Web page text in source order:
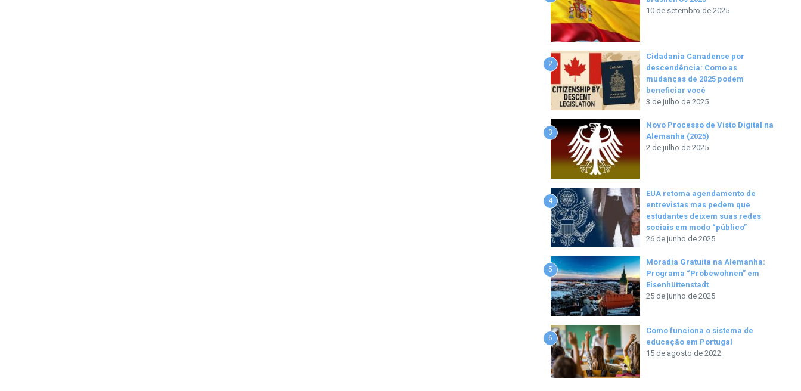
10 de setembro de 2025
2
Cidadania Canadense por
descendência: Como as
mudanças de 2025 podem
beneficiar você
3 de julho de 2025
3
Novo Processo de Visto Digital na
Alemanha (2025)
2 de julho de 2025
4
EUA retoma agendamento de
entrevistas mas pedem que
estudantes deixem suas redes
sociais em modo “público”
26 de junho de 2025
5
Moradia Gratuita na Alemanha:
Programa “Probewohnen” em
Eisenhüttenstadt
25 de junho de 2025
6
Como funciona o sistema de
educação em Portugal
15 de agosto de 2022